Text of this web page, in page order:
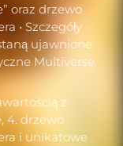
oraz drzewo
• Szczegóły
ujawnione
Multiverse
z
4. drzewo
i unikatowe